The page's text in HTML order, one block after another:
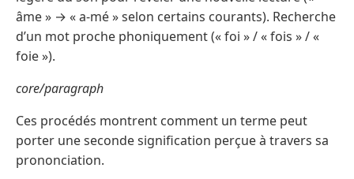
âme » → « a-mé » selon certains courants). Recherche
d’un mot proche phoniquement (« foi » / « fois » / «
foie »).
core/paragraph
Ces procédés montrent comment un terme peut
porter une seconde signification perçue à travers sa
prononciation.